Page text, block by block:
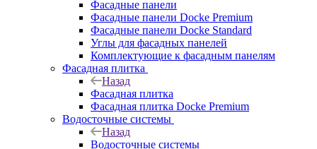
Фасадные панели
Фасадные панели Docke Premium
Фасадные панели Docke Standard
Углы для фасадных панелей
Комплектующие к фасадным панелям
Фасадная плитка
Назад
Фасадная плитка
Фасадная плитка Docke Premium
Водосточные системы
Назад
Водосточные системы